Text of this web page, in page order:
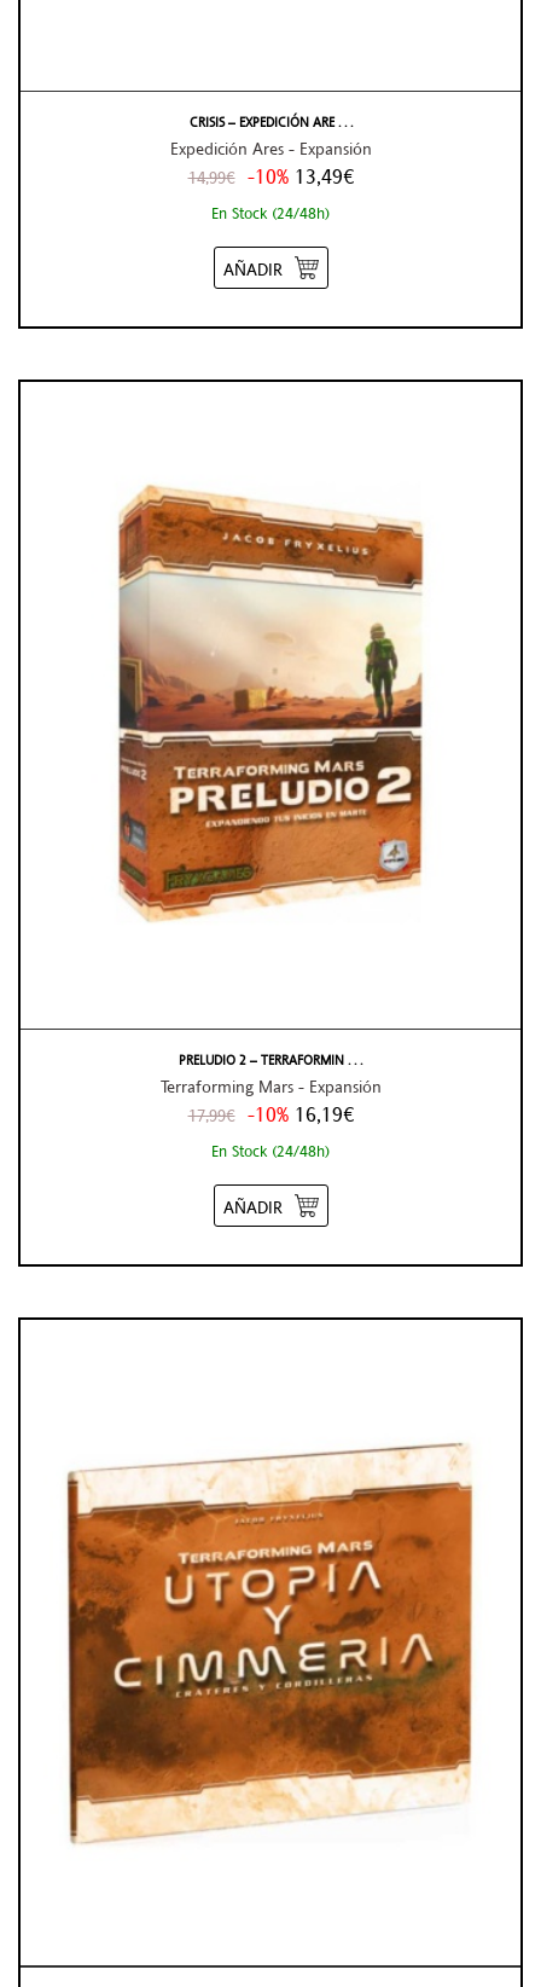
CRISIS – EXPEDICIÓN ARE . . .
Expedición Ares - Expansión
14,99€ -10% 13,49€
En Stock (24/48h)
AÑADIR
PRELUDIO 2 – TERRAFORMIN . . .
Terraforming Mars - Expansión
17,99€ -10% 16,19€
En Stock (24/48h)
AÑADIR